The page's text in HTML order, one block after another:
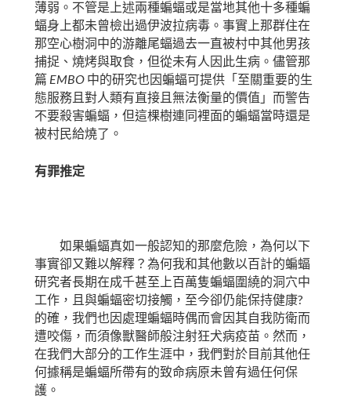
薄弱。不管是上述兩種蝙蝠或是當地其他十多種蝙
蝠身上都未曾檢出過伊波拉病毒。事實上那群住在
那空心樹洞中的游離尾蝠過去一直被村中其他男孩
捕捉、燒烤與取食，但從未有人因此生病。儘管那
篇 EMBO 中的研究也因蝙蝠可提供「至關重要的生
態服務且對人類有直接且無法衡量的價值」而警告
不要殺害蝙蝠，但這棵樹連同裡面的蝙蝠當時還是
被村民給燒了。
有罪推定
如果蝙蝠真如一般認知的那麼危險，為何以下
事實卻又難以解釋？為何我和其他數以百計的蝙蝠
研究者長期在成千甚至上百萬隻蝙蝠圍繞的洞穴中
工作，且與蝙蝠密切接觸，至今卻仍能保持健康?
的確，我們也因處理蝙蝠時偶而會因其自我防衛而
遭咬傷，而須像獸醫師般注射狂犬病疫苗。然而，
在我們大部分的工作生涯中，我們對於目前其他任
何據稱是蝙蝠所帶有的致命病原未曾有過任何保
護。